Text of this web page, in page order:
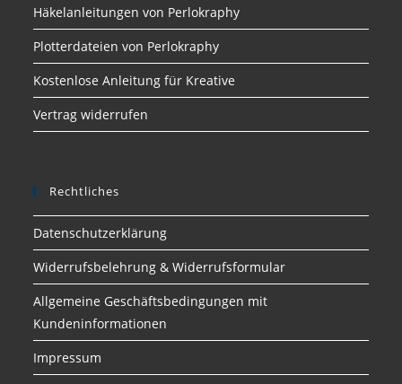
Häkelanleitungen von Perlokraphy
Plotterdateien von Perlokraphy
Kostenlose Anleitung für Kreative
Vertrag widerrufen
Rechtliches
Datenschutzerklärung
Widerrufsbelehrung & Widerrufsformular
Allgemeine Geschäftsbedingungen mit
Kundeninformationen
Impressum